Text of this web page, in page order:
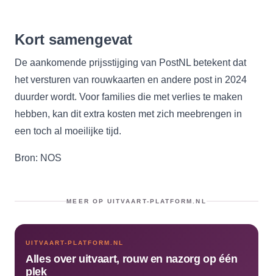
Kort samengevat
De aankomende prijsstijging van PostNL betekent dat
het versturen van rouwkaarten en andere post in 2024
duurder wordt. Voor families die met verlies te maken
hebben, kan dit extra kosten met zich meebrengen in
een toch al moeilijke tijd.
Bron: NOS
MEER OP UITVAART-PLATFORM.NL
UITVAART-PLATFORM.NL
Alles over uitvaart, rouw en nazorg op één
plek